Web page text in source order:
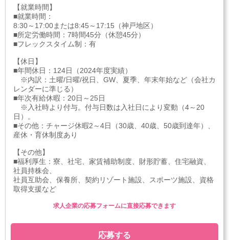
【就業時間】
■就業時間：
8:30～17:00または8:45～17:15（神戸地区）
■所定労働時間：7時間45分（休憩45分）
■フレックスタイム制：有
【休日】
■年間休日：124日（2024年度実績）
※内訳：土曜/日曜/祝日、GW、夏季、年末年始など（会社カ
レンダーに準じる）
■年次有給休暇：20日～25日
※入社時より付与。付与日数は入社日により変動（4～20
日）。
■その他：チャージ休暇2～4日（30歳、40歳、50歳到達年）、
産休・育休制度あり
【その他】
■福利厚生：寮、社宅、家賃補助制度、財形貯蓄、住宅融資、
社員持株会、
社員互助会、保養所、契約リゾート施設、スポーツ施設、資格
取得支援など
応募する
求人企業の応募フォームに直接応募できます